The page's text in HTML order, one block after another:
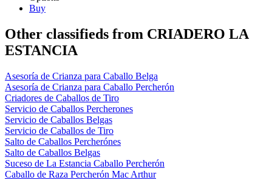
Buy
Other classifieds from CRIADERO LA
ESTANCIA
Asesoría de Crianza para Caballo Belga
Asesoría de Crianza para Caballo Percherón
Criadores de Caballos de Tiro
Servicio de Caballos Percherones
Servicio de Caballos Belgas
Servicio de Caballos de Tiro
Salto de Caballos Percherónes
Salto de Caballos Belgas
Suceso de La Estancia Caballo Percherón
Caballo de Raza Percherón Mac Arthur